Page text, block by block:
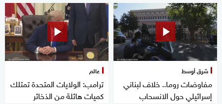
شرق أوسط
مفاوضات روما.. خلاف لبناني
إسرائيلي حول الانسحاب
عالم
ترامب: الولايات المتحدة تمتلك
كميات هائلة من الذخائر